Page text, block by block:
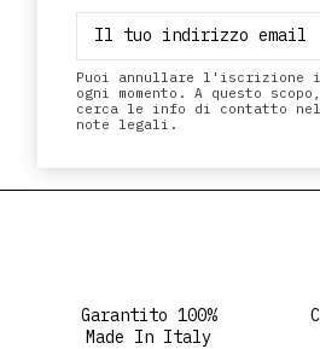
Puoi annullare l'iscrizione
ogni momento. A questo scopo,
cerca le info di contatto
note legali.
Garantito 100%
Made In Italy